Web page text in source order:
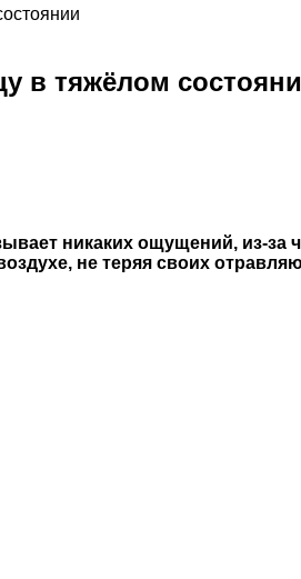
в тяжёлом
никаких ощущений, из-за
не теряя своих